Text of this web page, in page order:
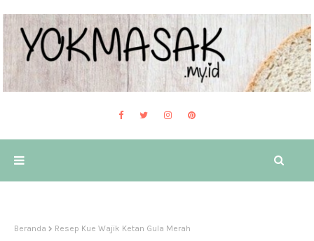
Beranda Resep Kue Wajik Ketan Gula Merah